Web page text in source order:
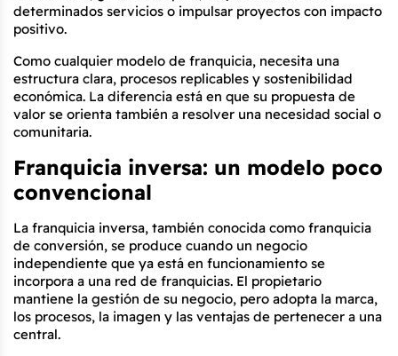
determinados servicios o impulsar proyectos con impacto
positivo.
Como cualquier modelo de franquicia, necesita una
estructura clara, procesos replicables y sostenibilidad
económica. La diferencia está en que su propuesta de
valor se orienta también a resolver una necesidad social o
comunitaria.
Franquicia inversa: un modelo poco
convencional
La franquicia inversa, también conocida como franquicia
de conversión, se produce cuando un negocio
independiente que ya está en funcionamiento se
incorpora a una red de franquicias. El propietario
mantiene la gestión de su negocio, pero adopta la marca,
los procesos, la imagen y las ventajas de pertenecer a una
central.